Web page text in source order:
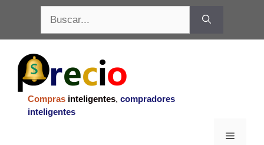
contenido
Compras inteligentes, compradores
inteligentes
Menu